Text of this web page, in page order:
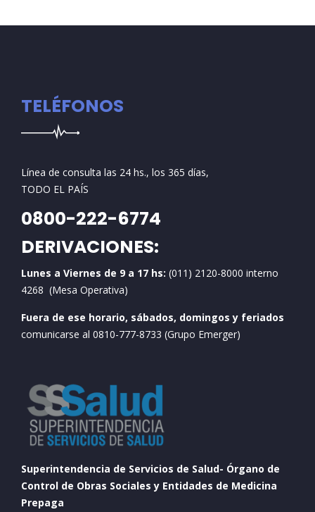
TELÉFONOS
Línea de consulta las 24 hs., los 365 días,
TODO EL PAÍS
0800-222-6774
DERIVACIONES:
Lunes a Viernes de 9 a 17 hs: (011) 2120-8000 interno
4268 (Mesa Operativa)
Fuera de ese horario, sábados, domingos y feriados
comunicarse al 0810-777-8733 (Grupo Emerger)
Superintendencia de Servicios de Salud- Órgano de
Control de Obras Sociales y Entidades de Medicina
Prepaga